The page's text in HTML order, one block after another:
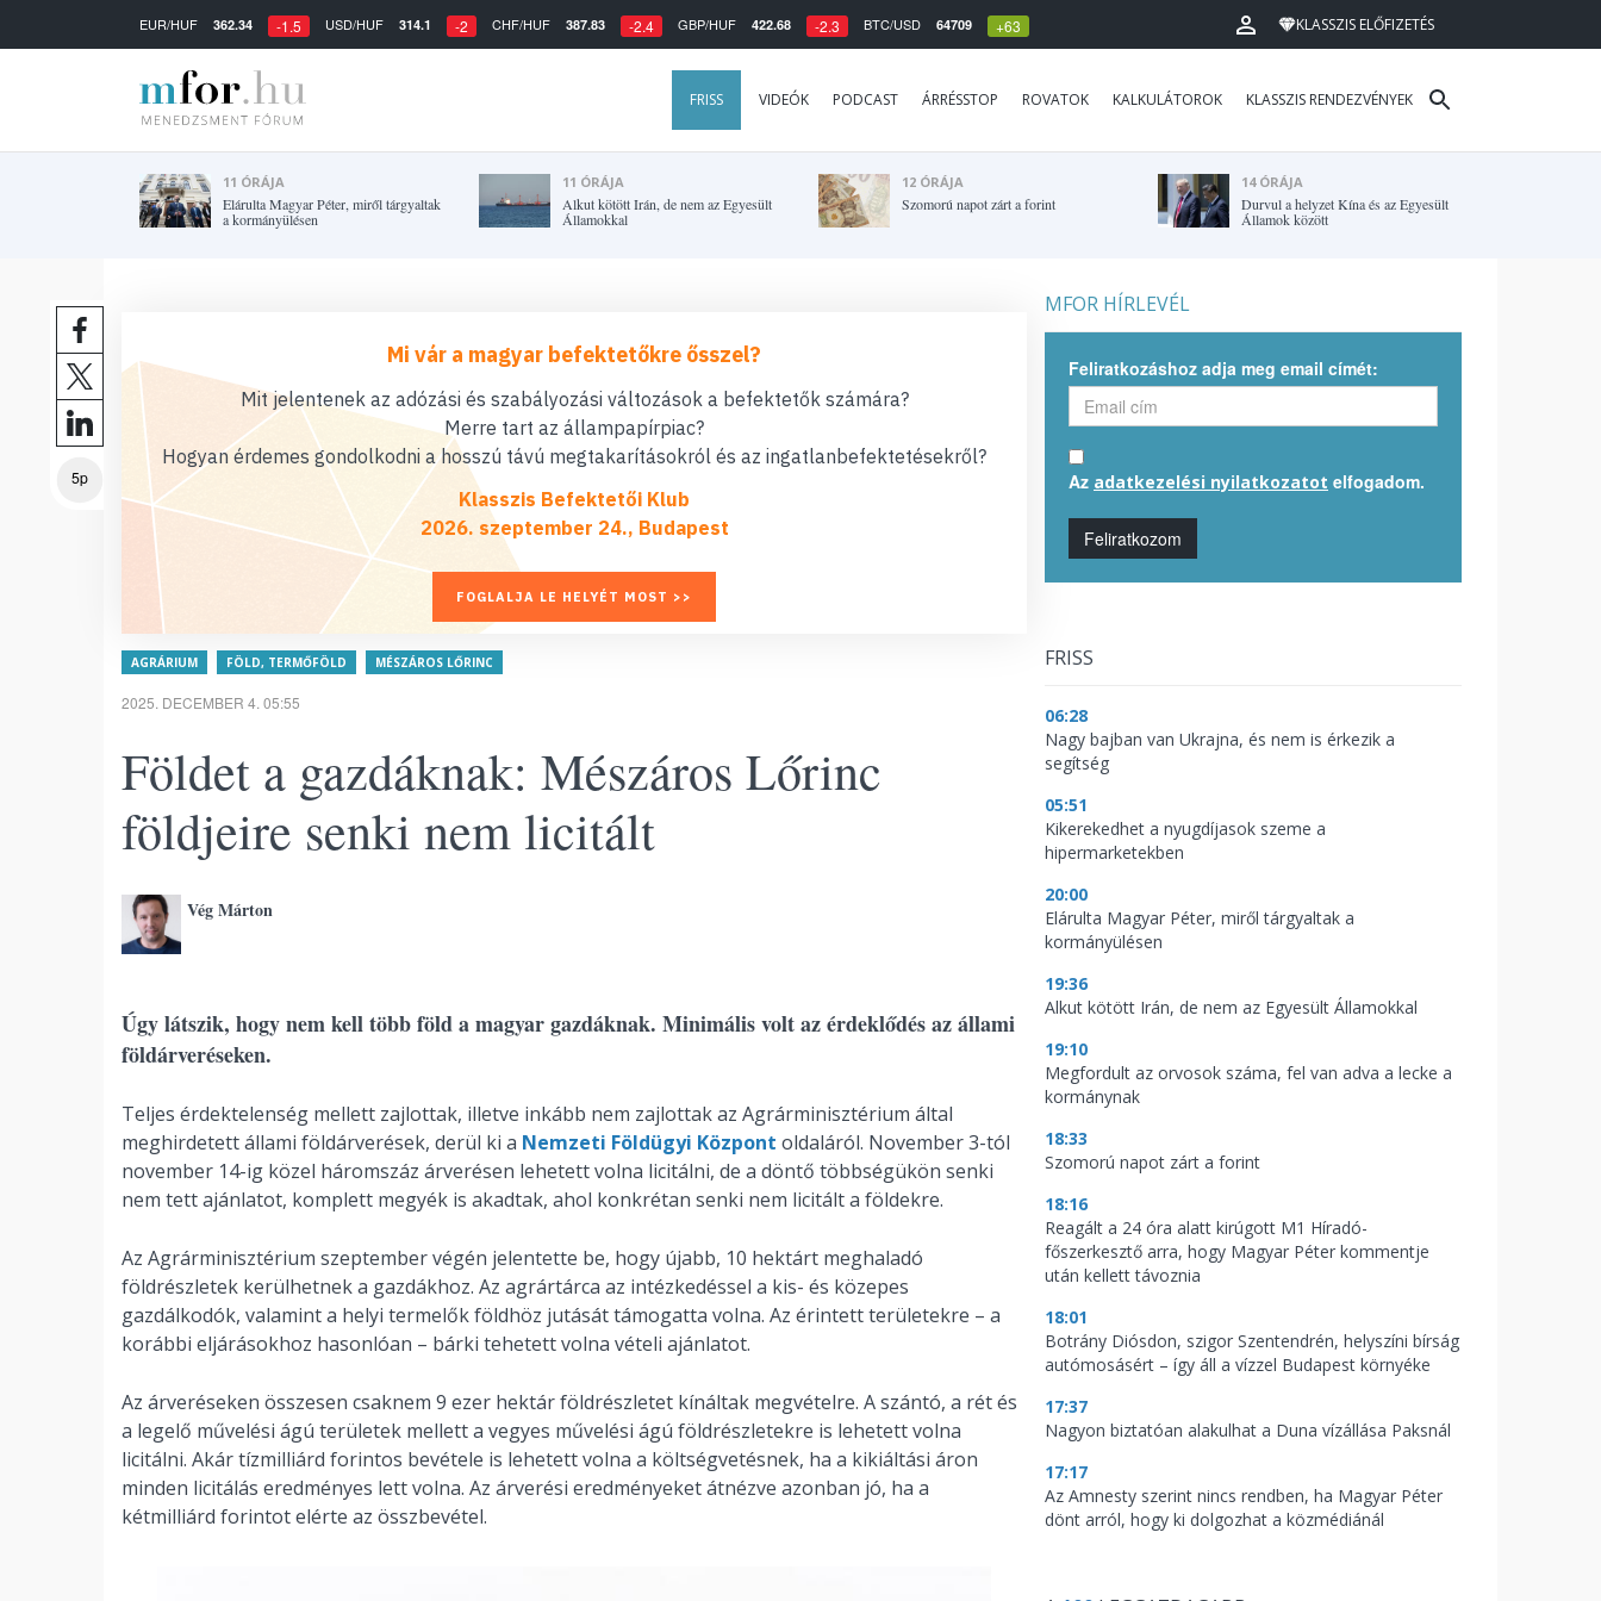
EUR/HUF 362.34 -1.5 USD/HUF 314.1 -2 CHF/HUF 387.83 -2.4 GBP/HUF 422.68 -2.3 BTC/USD 64709 +63 KLASSZIS ELŐFIZETÉS
FRISS VIDEÓK PODCAST ÁRRÉSSTOP ROVATOK KALKULÁTOROK KLASSZIS RENDEZVÉNYEK
11 ÓRÁJA
Elárulta Magyar Péter, miről tárgyaltak
a kormányülésen
11 ÓRÁJA
Alkut kötött Irán, de nem az Egyesült
Államokkal
12 ÓRÁJA
Szomorú napot zárt a forint
14 ÓRÁJA
Durvul a helyzet Kína és az Egyesült
Államok között
5p
Mi vár a magyar befektetőkre ősszel?
Mit jelentenek az adózási és szabályozási változások a befektetők számára?
Merre tart az állampapírpiac?
Hogyan érdemes gondolkodni a hosszú távú megtakarításokról és az ingatlanbefektetésekről?
Klasszis Befektetői Klub
2026. szeptember 24., Budapest
FOGLALJA LE HELYÉT MOST >>
AGRÁRIUM FÖLD, TERMŐFÖLD MÉSZÁROS LŐRINC
2025. DECEMBER 4. 05:55
Földet a gazdáknak: Mészáros Lőrinc
földjeire senki nem licitált
Vég Márton
Úgy látszik, hogy nem kell több föld a magyar gazdáknak. Minimális volt az érdeklődés az állami
földárveréseken.
Teljes érdektelenség mellett zajlottak, illetve inkább nem zajlottak az Agrárminisztérium által
meghirdetett állami földárverések, derül ki a Nemzeti Földügyi Központ oldaláról. November 3-tól
november 14-ig közel háromszáz árverésen lehetett volna licitálni, de a döntő többségükön senki
nem tett ajánlatot, komplett megyék is akadtak, ahol konkrétan senki nem licitált a földekre.
Az Agrárminisztérium szeptember végén jelentette be, hogy újabb, 10 hektárt meghaladó
földrészletek kerülhetnek a gazdákhoz. Az agrártárca az intézkedéssel a kis- és közepes
gazdálkodók, valamint a helyi termelők földhöz jutását támogatta volna. Az érintett területekre – a
korábbi eljárásokhoz hasonlóan – bárki tehetett volna vételi ajánlatot.
Az árveréseken összesen csaknem 9 ezer hektár földrészletet kínáltak megvételre. A szántó, a rét és
a legelő művelési ágú területek mellett a vegyes művelési ágú földrészletekre is lehetett volna
licitálni. Akár tízmilliárd forintos bevétele is lehetett volna a költségvetésnek, ha a kikiáltási áron
minden licitálás eredményes lett volna. Az árverési eredményeket átnézve azonban jó, ha a
kétmilliárd forintot elérte az összbevétel.
MFOR HÍRLEVÉL
Feliratkozáshoz adja meg email címét:
Az adatkezelési nyilatkozatot elfogadom.
Feliratkozom
FRISS
06:28
Nagy bajban van Ukrajna, és nem is érkezik a
segítség
05:51
Kikerekedhet a nyugdíjasok szeme a
hipermarketekben
20:00
Elárulta Magyar Péter, miről tárgyaltak a
kormányülésen
19:36
Alkut kötött Irán, de nem az Egyesült Államokkal
19:10
Megfordult az orvosok száma, fel van adva a lecke a
kormánynak
18:33
Szomorú napot zárt a forint
18:16
Reagált a 24 óra alatt kirúgott M1 Híradó-
főszerkesztő arra, hogy Magyar Péter kommentje
után kellett távoznia
18:01
Botrány Diósdon, szigor Szentendrén, helyszíni bírság
autómosásért – így áll a vízzel Budapest környéke
17:37
Nagyon biztatóan alakulhat a Duna vízállása Paksnál
17:17
Az Amnesty szerint nincs rendben, ha Magyar Péter
dönt arról, hogy ki dolgozhat a közmédiánál